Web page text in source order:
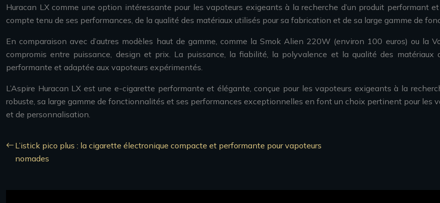
Huracan LX comme une option intéressante pour les vapoteurs exigeants à la recherche d’un produit performant
compte tenu de ses performances, de la qualité des matériaux utilisés pour sa fabrication et de sa large gamme de
En comparaison avec d’autres modèles haut de gamme, comme la Smok Alien 220W (environ 100 euros) ou la
compromis entre puissance, design et prix. La puissance, la fiabilité, la polyvalence et la qualité des
performante et adaptée aux vapoteurs expérimentés.
L’Aspire Huracan LX est une e-cigarette performante et élégante, conçue pour les vapoteurs exigeants à la
robuste, sa large gamme de fonctionnalités et ses performances exceptionnelles en font un choix pertinent pour les
et de personnalisation.
L’istick pico plus : la cigarette électronique compacte et performante pour vapoteurs
nomades